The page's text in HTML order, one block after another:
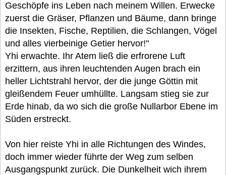
Geschöpfe ins Leben nach meinem Willen. Erwecke
zuerst die Gräser, Pflanzen und Bäume, dann bringe
die Insekten, Fische, Reptilien, die Schlangen, Vögel
und alles vierbeinige Getier hervor!"
Yhi erwachte. Ihr Atem ließ die erfrorene Luft
erzittern, aus ihren leuchtenden Augen brach ein
heller Lichtstrahl hervor, der die junge Göttin mit
gleißendem Feuer umhüllte. Langsam stieg sie zur
Erde hinab, da wo sich die große Nullarbor Ebene im
Süden erstreckt.
Von hier reiste Yhi in alle Richtungen des Windes,
doch immer wieder führte der Weg zum selben
Ausgangspunkt zurück. Die Dunkelheit wich ihrem